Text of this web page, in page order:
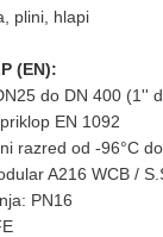
plini, hlapi
(EN):
do DN 400 (1''
EN 1092
razred od -96°C
A216 WCB /
PN16